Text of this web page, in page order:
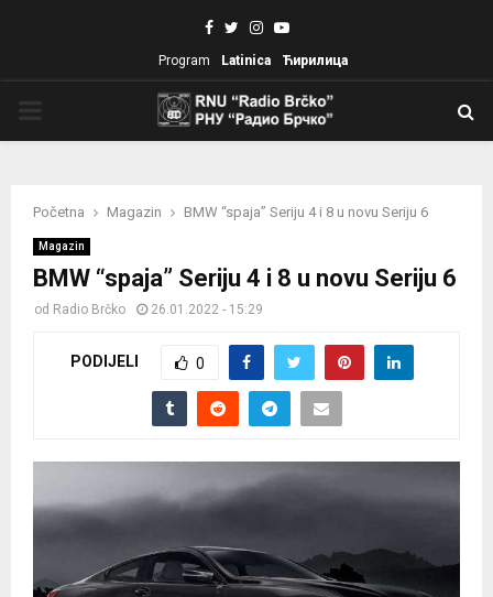
Facebook
TwitterInstagram
Youtube
Program Latinica Ћирилица
Početna Magazin BMW “spaja” Seriju 4 i 8 u novu Seriju 6
Magazin
BMW “spaja” Seriju 4 i 8 u novu Seriju 6
od Radio Brčko 26.01.2022 - 15:29
PODIJELI 0